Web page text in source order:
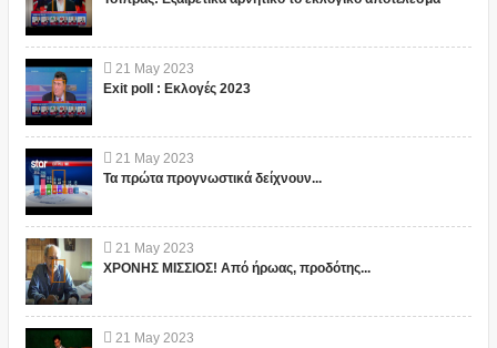
21 May 2023
Exit poll : Εκλογές 2023
21 May 2023
Τα πρώτα προγνωστικά δείχνουν...
21 May 2023
ΧΡΟΝΗΣ ΜΙΣΣΙΟΣ! Από ήρωας, προδότης...
21 May 2023